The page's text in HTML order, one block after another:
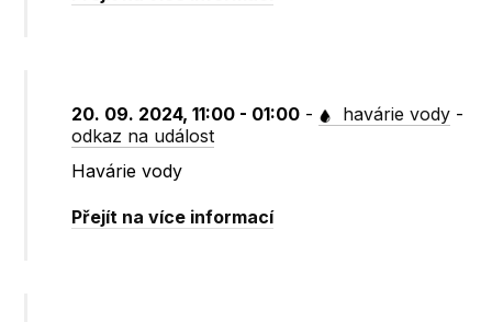
20. 09. 2024, 11:00 - 01:00 - havárie vody -
odkaz na událost
Havárie vody
Přejít na více informací